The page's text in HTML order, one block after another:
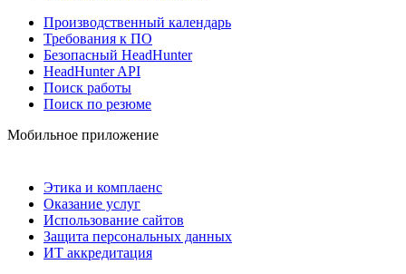
Производственный календарь
Требования к ПО
Безопасный HeadHunter
HeadHunter API
Поиск работы
Поиск по резюме
Мобильное приложение
Этика и комплаенс
Оказание услуг
Использование сайтов
Защита персональных данных
ИТ аккредитация